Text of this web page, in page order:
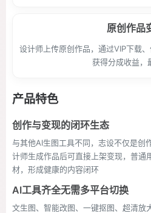
原创作品
设计师上传原创作品，通过VIP下载
获得分成收益，
产品特色
创作与变现的闭环生态
与其他AI生图工具不同，志设不仅是创
计师生成作品后可直接上架变现，普通
材，形成健康的内容闭环
AI工具齐全无需多平台切换
文生图、智能改图、一键抠图、超清